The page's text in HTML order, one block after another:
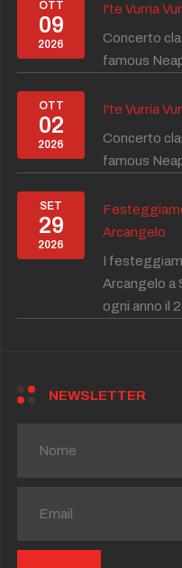
OTT
09
2026
I'te Vurria
Concerto
famous
OTT
02
2026
I'te Vurria
Concerto
famous
SET
29
2026
Arcangelo
I
Arcangelo a
ogni anno il
NEWSLETTER